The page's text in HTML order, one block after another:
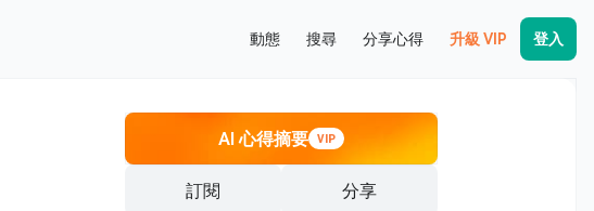
動態 搜尋 分享心得 升級 VIP 登入
AI 心得摘要 VIP
訂閱 分享